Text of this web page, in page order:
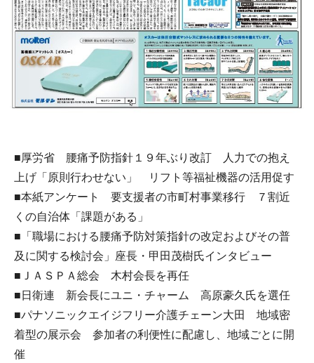
■厚労省 腰痛予防指針１９年ぶり改訂 人力での抱え
上げ「原則行わせない」 リフト等福祉機器の活用促す
■本紙アンケート 要支援者の市町村事業移行 ７割近
くの自治体「課題がある」
■「職場における腰痛予防対策指針の改定およびその普
及に関する検討会」座長・甲田茂樹氏インタビュー
■ＪＡＳＰＡ総会 木村会長を再任
■日衛連 新会長にユニ・チャーム 高原豪久氏を選任
■パナソニックエイジフリー介護チェーン大田 地域密
着型の展示会 参加者の利便性に配慮し、地域ごとに開
催